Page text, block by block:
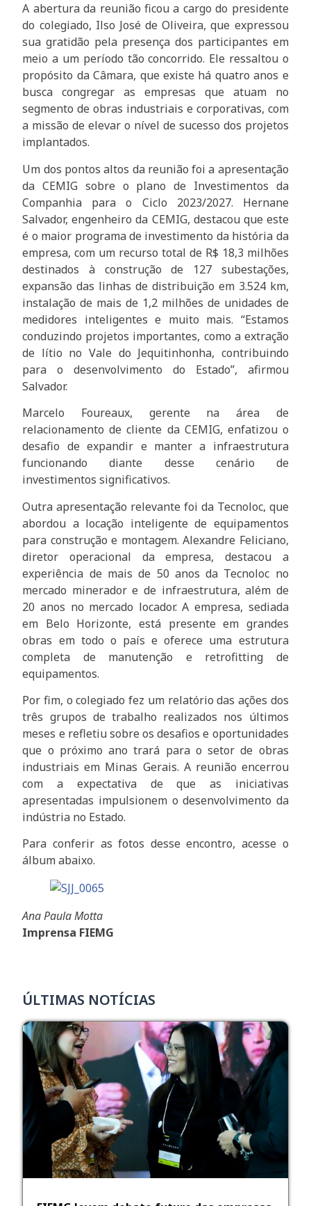
A abertura da reunião ficou a cargo do presidente
do colegiado, Ilso José de Oliveira, que expressou
sua gratidão pela presença dos participantes em
meio a um período tão concorrido. Ele ressaltou o
propósito da Câmara, que existe há quatro anos e
busca congregar as empresas que atuam no
segmento de obras industriais e corporativas, com
a missão de elevar o nível de sucesso dos projetos
implantados.
Um dos pontos altos da reunião foi a apresentação
da CEMIG sobre o plano de Investimentos da
Companhia para o Ciclo 2023/2027. Hernane
Salvador, engenheiro da CEMIG, destacou que este
é o maior programa de investimento da história da
empresa, com um recurso total de R$ 18,3 milhões
destinados à construção de 127 subestações,
expansão das linhas de distribuição em 3.524 km,
instalação de mais de 1,2 milhões de unidades de
medidores inteligentes e muito mais. “Estamos
conduzindo projetos importantes, como a extração
de lítio no Vale do Jequitinhonha, contribuindo
para o desenvolvimento do Estado”, afirmou
Salvador.
Marcelo Foureaux, gerente na área de
relacionamento de cliente da CEMIG, enfatizou o
desafio de expandir e manter a infraestrutura
funcionando diante desse cenário de
investimentos significativos.
Outra apresentação relevante foi da Tecnoloc, que
abordou a locação inteligente de equipamentos
para construção e montagem. Alexandre Feliciano,
diretor operacional da empresa, destacou a
experiência de mais de 50 anos da Tecnoloc no
mercado minerador e de infraestrutura, além de
20 anos no mercado locador. A empresa, sediada
em Belo Horizonte, está presente em grandes
obras em todo o país e oferece uma estrutura
completa de manutenção e retrofitting de
equipamentos.
Por fim, o colegiado fez um relatório das ações dos
três grupos de trabalho realizados nos últimos
meses e refletiu sobre os desafios e oportunidades
que o próximo ano trará para o setor de obras
industriais em Minas Gerais. A reunião encerrou
com a expectativa de que as iniciativas
apresentadas impulsionem o desenvolvimento da
indústria no Estado.
Para conferir as fotos desse encontro, acesse o
álbum abaixo.
Ana Paula Motta
Imprensa FIEMG
ÚLTIMAS NOTÍCIAS